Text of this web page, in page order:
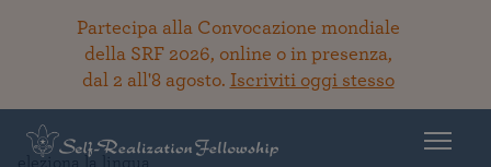
Partecipa alla Convocazione mondiale
della SRF 2026, online o in presenza,
dal 2 all'8 agosto. Iscriviti oggi stesso
eleziona la lingua